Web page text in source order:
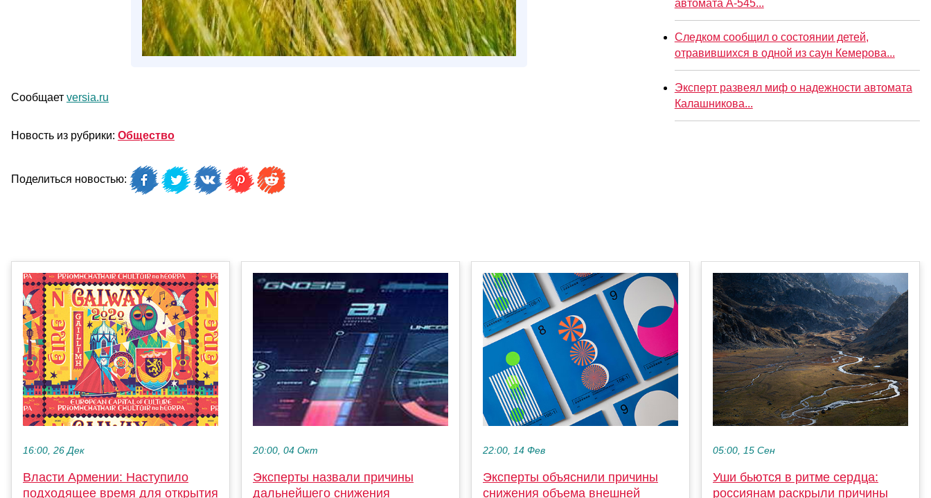
Сообщает versia.ru
Новость из рубрики: Общество
Поделиться новостью:
автомата А-545...
Следком сообщил о состоянии детей,
отравившихся в одной из саун Кемерова...
Эксперт развеял миф о надежности автомата
Калашникова...
16:00, 26 Дек
Власти Армении: Наступило
подходящее время для открытия
20:00, 04 Окт
Эксперты назвали причины
дальнейшего снижения
22:00, 14 Фев
Эксперты объяснили причины
снижения объема внешней
05:00, 15 Сен
Уши бьются в ритме сердца:
россиянам раскрыли причины